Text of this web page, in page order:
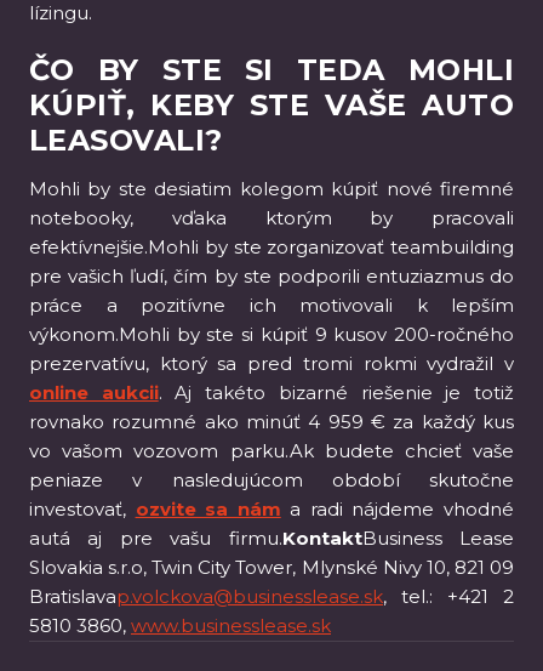
lízingu.
ČO BY STE SI TEDA MOHLI
KÚPIŤ, KEBY STE VAŠE AUTO
LEASOVALI?
Mohli by ste desiatim kolegom kúpiť nové firemné
notebooky, vďaka ktorým by pracovali
efektívnejšie.Mohli by ste zorganizovať teambuilding
pre vašich ľudí, čím by ste podporili entuziazmus do
práce a pozitívne ich motivovali k lepším
výkonom.Mohli by ste si kúpiť 9 kusov 200-ročného
prezervatívu, ktorý sa pred tromi rokmi vydražil v
online aukcii. Aj takéto bizarné riešenie je totiž
rovnako rozumné ako minúť 4 959 € za každý kus
vo vašom vozovom parku.Ak budete chcieť vaše
peniaze v nasledujúcom období skutočne
investovať, ozvite sa nám a radi nájdeme vhodné
autá aj pre vašu firmu.KontaktBusiness Lease
Slovakia s.r.o, Twin City Tower, Mlynské Nivy 10, 821 09
Bratislavap.volckova@businesslease.sk, tel.: +421 2
5810 3860, www.businesslease.sk